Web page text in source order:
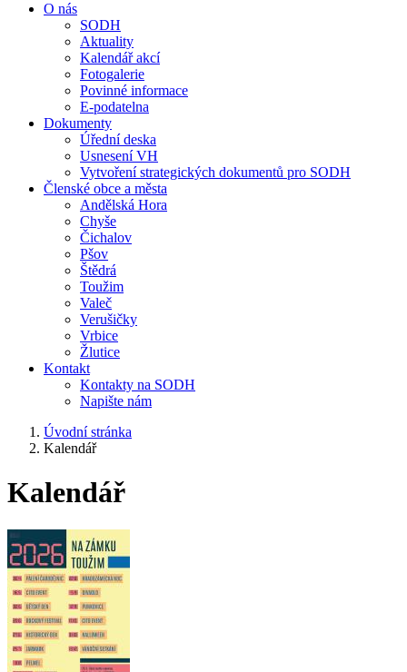
O nás
SODH
Aktuality
Kalendář akcí
Fotogalerie
Povinné informace
E-podatelna
Dokumenty
Úřední deska
Usnesení VH
Vytvoření strategických dokumentů pro SODH
Členské obce a města
Andělská Hora
Chyše
Čichalov
Pšov
Štědrá
Toužim
Valeč
Verušičky
Vrbice
Žlutice
Kontakt
Kontakty na SODH
Napište nám
Úvodní stránka
Kalendář
Kalendář